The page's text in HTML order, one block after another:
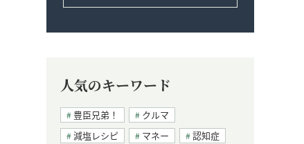
人気のキーワード
豊臣兄弟！
クルマ
減塩レシピ
マネー
認知症